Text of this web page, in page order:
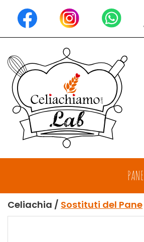
contenuto
principale
PANE
Celiachia / Sostituti del Pane